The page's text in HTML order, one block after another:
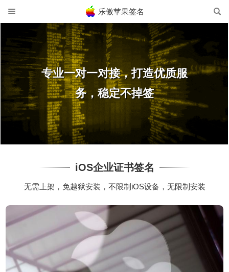
乐傲苹果签名
专业一对一对接，打造优质服
务，稳定不掉签
iOS企业证书签名
无需上架，免越狱安装，不限制iOS设备，无限制安装